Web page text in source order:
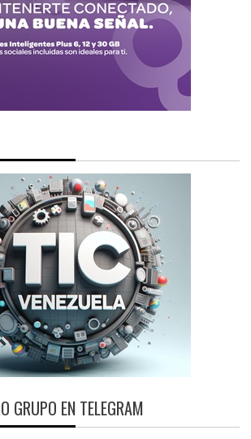
GRUPO EN TELEGRAM